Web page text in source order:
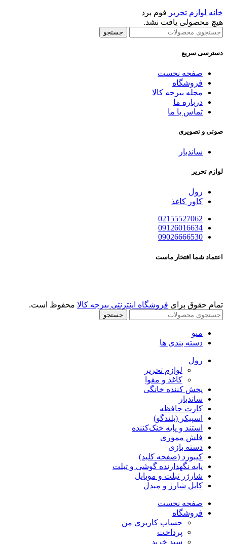
خانه لوازم تحریر فوم برد
هیچ محصولی یافت نشد.
جستجو
دسترسی سریع
صفحه نخست
فروشگاه
مجله بیرجه کالا
درباره ما
تماس با ما
صوتی و تصویری
ساندبار
لوازم تحریر
رول
کاور کاغذ
02155527062
09126016634
09026666530
اعتماد شما افتخار ماست
تمام حقوق برای فروشگاه اینترنتی بیرجه کالا محفوظ است.
جستجو
منو
دسته بندی ها
رول
لوازم تحریر
کاغذ و مقوا
پخش کننده خانگی
ساندبار
کارت حافظه
اسپیکر (بلندگو)
استند و پایه خنک‌کننده
فلش مموری
دسته بازی
کیبورد (صفحه کلید)
پایه نگهدارنده گوشی و تبلت
شارژر تبلت و موبایل
کابل شارژ و مبدل
صفحه نخست
فروشگاه
حساب کاربری من
پرداخت
سبد خرید